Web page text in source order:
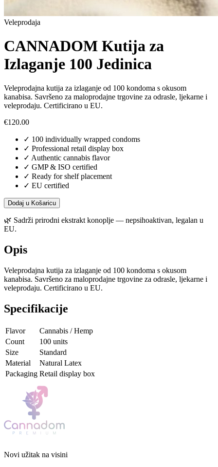
Veleprodaja
CANNADOM Kutija za
Izlaganje 100 Jedinica
Veleprodajna kutija za izlaganje od 100 kondoma s okusom
kanabisa. Savršeno za maloprodajne trgovine za odrasle, ljekarne i
veleprodaju. Certificirano u EU.
€120.00
✓ 100 individually wrapped condoms
✓ Professional retail display box
✓ Authentic cannabis flavor
✓ GMP & ISO certified
✓ Ready for shelf placement
✓ EU certified
Dodaj u Košaricu
🌿 Sadrži prirodni ekstrakt konoplje — nepsihoaktivan, legalan u
EU.
Opis
Veleprodajna kutija za izlaganje od 100 kondoma s okusom
kanabisa. Savršeno za maloprodajne trgovine za odrasle, ljekarne i
veleprodaju. Certificirano u EU.
Specifikacije
Flavor
Cannabis / Hemp
Count
100 units
Size
Standard
Material
Natural Latex
Packaging Retail display box
Novi užitak na visini